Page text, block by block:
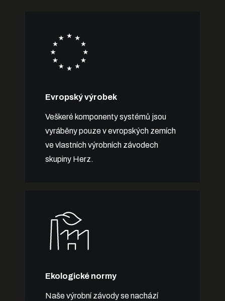
Evropský výrobek
Veškeré komponenty systémů jsou
vyráběny pouze v evropských zemích
ve vlastních výrobních závodech
skupiny Herz.
Ekologické normy
Naše výrobní závody se nachází